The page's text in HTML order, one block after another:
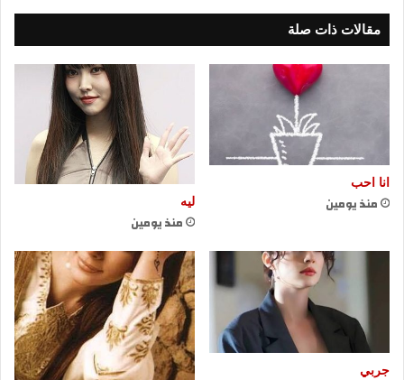
مقالات ذات صلة
انا احب
منذ يومين ليه
منذ يومين
جربي